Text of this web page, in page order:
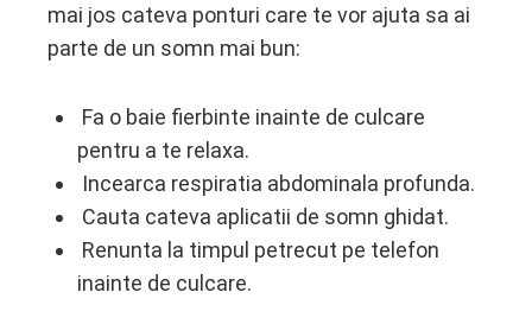
mai jos cateva ponturi care te vor ajuta sa ai
parte de un somn mai bun:
Fa o baie fierbinte inainte de culcare
pentru a te relaxa.
Incearca respiratia abdominala profunda.
Cauta cateva aplicatii de somn ghidat.
Renunta la timpul petrecut pe telefon
inainte de culcare.